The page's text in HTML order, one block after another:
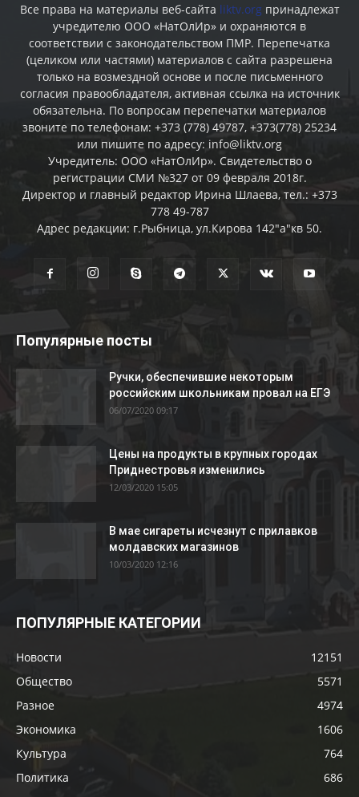
Все права на материалы веб-сайта liktv.org принадлежат
учредителю ООО «НатОлИр» и охраняются в
соответствии с законодательством ПМР. Перепечатка
(целиком или частями) материалов c сайта разрешена
только на возмездной основе и после письменного
согласия правообладателя, активная ссылка на источник
обязательна. По вопросам перепечатки материалов
звоните по телефонам: +373 (778) 49787, +373(778) 25234
или пишите по адресу: info@liktv.org
Учредитель: ООО «НатОлИр». Свидетельство о
регистрации СМИ №327 от 09 февраля 2018г.
Директор и главный редактор Ирина Шлаева, тел.: +373
778 49-787
Адрес редакции: г.Рыбница, ул.Кирова 142"а"кв 50.
Популярные посты
Ручки, обеспечившие некоторым
российским школьникам провал на ЕГЭ
06/07/2020 09:17
Цены на продукты в крупных городах
Приднестровья изменились
12/03/2020 15:05
В мае сигареты исчезнут с прилавков
молдавских магазинов
10/03/2020 12:16
ПОПУЛЯРНЫЕ КАТЕГОРИИ
Новости
12151
Общество
5571
Разное
4974
Экономика
1606
Культура
764
Политика
686